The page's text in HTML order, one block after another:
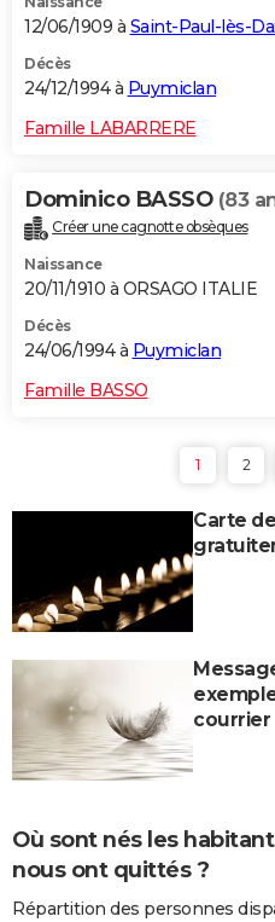
12/06/1909 à Saint-Paul-lès-
Décès
24/12/1994 à Puymiclan
Famille LABARRERE
Dominico BASSO (83
Créer une cagnotte obsèques
Naissance
20/11/1910 à ORSAGO ITALIE
Décès
24/06/1994 à Puymiclan
Famille BASSO
1 2
Carte
courrier
Où sont nés les
nous ont quittés ?
Répartition des personnes